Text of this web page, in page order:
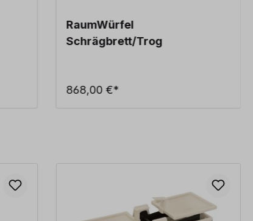
RaumWürfel
Schrägbrett/Trog
868,00 €*